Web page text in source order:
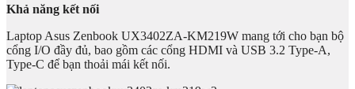
Khả năng kết nối
Laptop Asus Zenbook UX3402ZA-KM219W mang tới cho bạn bộ
cổng I/O đầy đủ, bao gồm các cổng HDMI và USB 3.2 Type-A,
Type-C để bạn thoải mái kết nối.